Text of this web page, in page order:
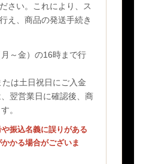
さい。これにより、ス
え、商品の発送手続き
～金）の16時まで行
は土日祝日にご入金
翌営業日に確認後、商
。
や振込名義に誤りがある
かる場合がございま